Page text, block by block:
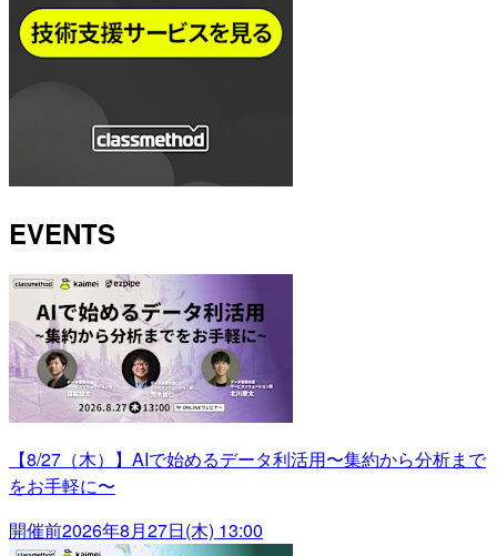
EVENTS
【8/27（木）】AIで始めるデータ利活用〜集約から分析まで
をお手軽に〜
開催前2026年8月27日(木) 13:00